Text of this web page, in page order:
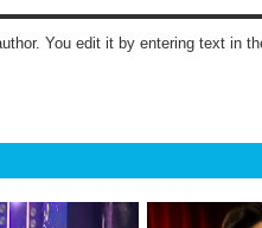
You edit it by entering text in